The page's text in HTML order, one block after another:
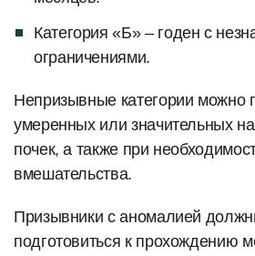
Категория «Б» – годен с
ограничениями.
Непризывные категории можно
умеренных или значительных
почек, а также при
вмешательства.
Призывники с аномалией
подготовиться к прохождению